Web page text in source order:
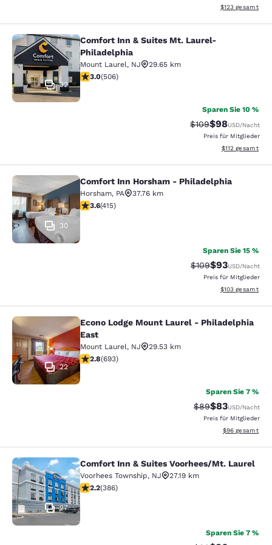
Geschätzte
$123 gesamt
Comfort Inn & Suites Mt. Laurel-
32
Comfort Inn & Suites Mt. Laurel-
Philadelphia
Mount Laurel, NJ
29.65 km
3.01-Sterne-Bewertung. Mittelmäßig. 506 Bewertungen
3.0(506)
Sparen Sie 10 %
Durchgestrichener
$109Vergünstigter
$98USD/Nacht
Preis für Mitglieder
Geschätzte
$112 gesamt
Comfort Inn Horsham -
30
Comfort Inn Horsham - Philadelphia
Horsham, PA
37.76 km
3.65-Sterne-Bewertung. Gut. 415 Bewertungen
3.6(415)
Sparen Sie 15 %
Durchgestrichener
$109Vergünstigter
$93USD/Nacht
Preis für Mitglieder
Geschätzte
$103 gesamt
Econo Lodge Mount Laurel -
22
Econo Lodge Mount Laurel - Philadelphia
East
Mount Laurel, NJ
29.53 km
2.83-Sterne-Bewertung. Mittelmäßig. 693
2.8(693)
Sparen Sie 7 %
$89Vergünstigter
$83USD/Nacht
Preis für Mitglieder
Geschätzte
$96 gesamt
Comfort Inn & Suites Voorhees/Mt.
27
Comfort Inn & Suites Voorhees/Mt. Laurel
Voorhees Township, NJ
27.19 km
2.24-Sterne-Bewertung. Mittelmäßig. 386
2.2(386)
Sparen Sie 7 %